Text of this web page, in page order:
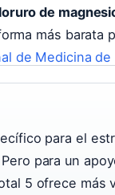
de
más barata
de Medicina de
para el
para un
5 ofrece más